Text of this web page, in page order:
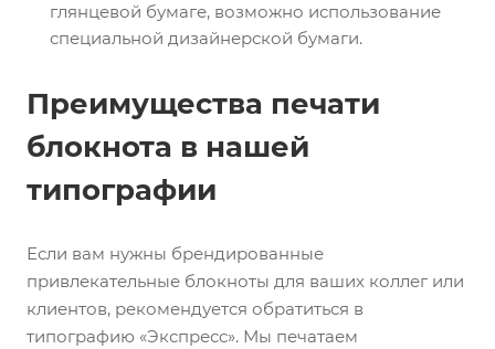
глянцевой бумаге, возможно использование
специальной дизайнерской бумаги.
Преимущества печати
блокнота в нашей
типографии
Если вам нужны брендированные
привлекательные блокноты для ваших коллег или
клиентов, рекомендуется обратиться в
типографию «Экспресс». Мы печатаем